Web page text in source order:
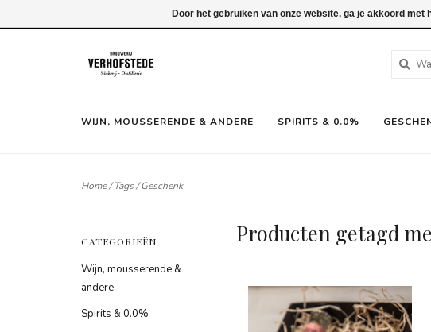
WIJN, MOUSSERENDE & ANDERE SPIRITS & 0.0%
Home/Tags/Geschenk
CATEGORIEËN
Wijn, mousserende &
andere
Spirits & 0.0%
Producten getagd
Door het gebruiken van onze website, ga je akkoord